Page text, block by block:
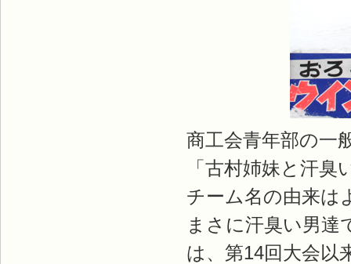
商工会青年部の一
「古村姉妹と汗臭
チーム名の由来は
まさに汗臭い男達
は、第14回大会以